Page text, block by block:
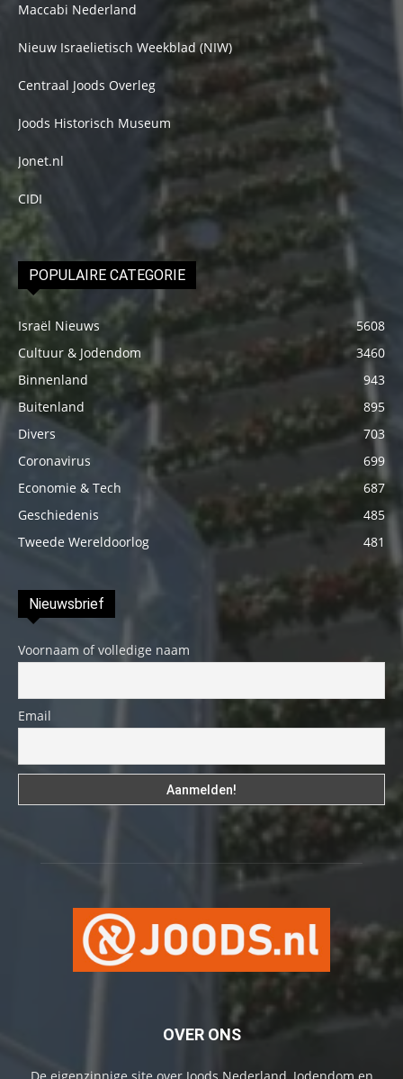
Maccabi Nederland
Nieuw Israelietisch Weekblad (NIW)
Centraal Joods Overleg
Joods Historisch Museum
Jonet.nl
CIDI
POPULAIRE CATEGORIE
Israël Nieuws
5608
Cultuur & Jodendom
3460
Binnenland
943
Buitenland
895
Divers
703
Coronavirus
699
Economie & Tech
687
Geschiedenis
485
Tweede Wereldoorlog
481
Nieuwsbrief
Voornaam of volledige naam
Email
OVER ONS